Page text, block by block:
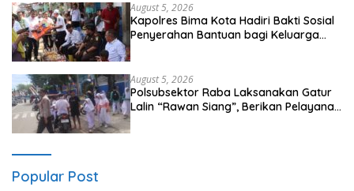
August 5, 2026
Kapolres Bima Kota Hadiri Bakti Sosial
Penyerahan Bantuan bagi Keluarga
August 5, 2026
Polsubsektor Raba Laksanakan Gatur
Lalin “Rawan Siang”, Berikan Pelayanan
Popular Post